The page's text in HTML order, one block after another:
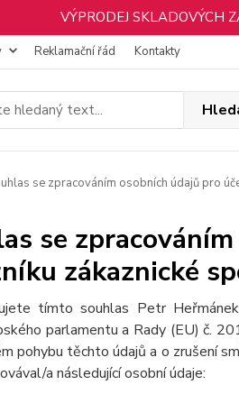
VÝPRODEJ SKLADOVÝCH
Reklamační řád Kontakty
se zpracováním osobních údajů pro
se
zákaznické
tímto souhlas Petr
parlamentu a Rady (EU) č.
pohybu těchto údajů a o zrušení
a následující osobní údaje: